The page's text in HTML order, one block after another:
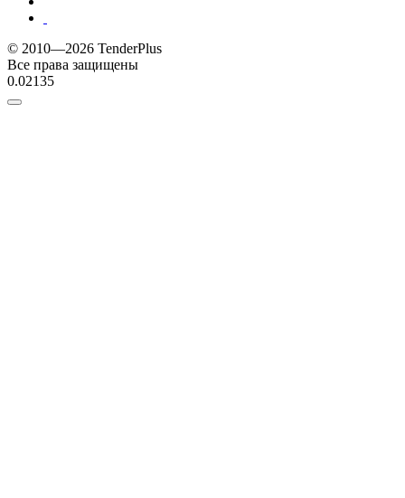
© 2010—2026 TenderPlus
Все права защищены
0.02135